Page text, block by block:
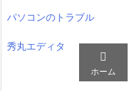
パソコンのトラブル
秀丸エディタ

ホーム